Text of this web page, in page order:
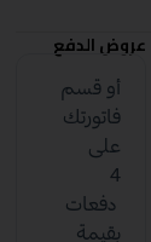
عروض الدفع